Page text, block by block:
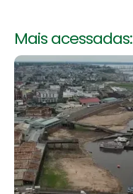
Mais acessadas: